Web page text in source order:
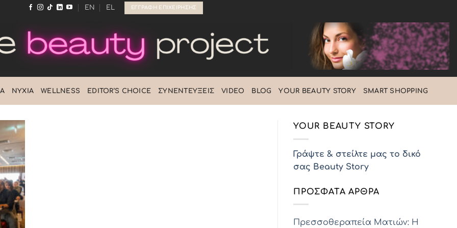
EN EL ΕΓΓΡΑΦΉ ΕΠΙΧΕΊΡΗΣΗΣ
ΝΎΧΙΑ WELLNESS EDITOR’S CHOICE ΣΥΝΕΝΤΕΎΞΕΙΣ VIDEO BLOG ΥOUR BEAUTY STORY SMART SHOPPING
YOUR BEAUTY STORY
Γράψτε & στείλτε μας το δικό
σας Beauty Story
ΠΡΌΣΦΑΤΑ ΆΡΘΡΑ
Πρεσσοθεραπεία Ματιών: Η